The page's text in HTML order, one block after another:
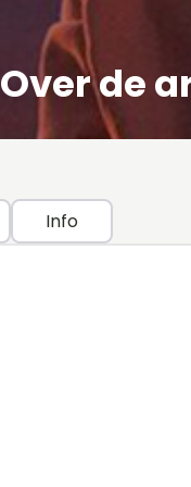
Over de
Info